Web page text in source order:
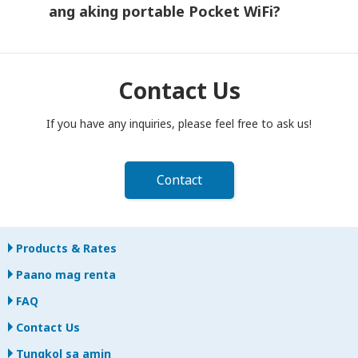
may nangyari, makipag-ugnayan agad sa amin—tutulungan ka
naming manatiling konektado.
ang aking portable Pocket WiFi?
Contact Us
If you have any inquiries, please feel free to ask us!
Contact
Products & Rates
Paano mag renta
FAQ
Contact Us
Tungkol sa amin